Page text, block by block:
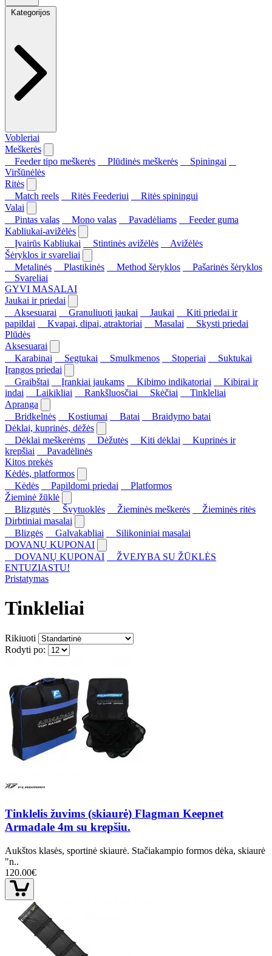
Kategorijos
Vobleriai
Meškerės
Feeder tipo meškerės
Plūdinės meškerės
Spiningai
Viršūnėlės
Ritės
Match reels
Ritės Feederiui
Ritės spiningui
Valai
Pintas valas
Mono valas Pavadėliams
Feeder guma
Kabliukai-avižėlės
Įvairūs Kabliukai
Stintinės avižėlės
Avižėlės
Šėryklos ir svareliai
Metalinės
Plastikinės Method šėryklos
Pašarinės šėryklos
Svareliai
GYVI MASALAI
Jaukai ir priedai
Aksesuarai
Granuliuoti jaukai Jaukai
Kiti priedai ir
papildai
Kvapai, dipai, atraktoriai Masalai
Skysti priedai
Plūdės
Aksesuarai
Karabinai
Segtukai Smulkmenos Stoperiai
Suktukai
Įrangos priedai
Graibštai
Įrankiai jaukams Kibimo indikatoriai
Kibirai ir
indai
Laikikliai Rankšluosčiai Skėčiai
Tinkleliai
Apranga
Bridkelnės
Kostiumai Batai
Braidymo batai
Dėklai, kuprinės, dėžės
Dėklai meškerėms
Dėžutės Kiti dėklai
Kuprinės ir
krepšiai
Pavadėlinės
Kitos prekės
Kėdės, platformos
Kėdės
Papildomi priedai
Platformos
Žieminė žūklė
Blizgutės
Švytuoklės Žieminės meškerės
Žieminės ritės
Dirbtiniai masalai
Blizgės
Galvakabliai
Silikoniniai masalai
DOVANŲ KUPONAI
DOVANŲ KUPONAI
ŽVEJYBA SU ŽŪKLĖS
ENTUZIASTU!
Pristatymas
Tinkleliai
Rikiuoti
Rodyti po:
Tinklelis žuvims (skiaurė) Flagman Keepnet
Armadale 4m su krepšiu.
Aukštos klasės, sportinė skiaurė. Stačiakampio formos dėka, skiaurė
"n..
120.00€